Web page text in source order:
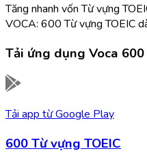
Tăng nhanh vốn Từ vựng
VOCA: 600 Từ vựng TOEIC
Tải ứng dụng Voca
Tải app từGoogle Play
600 Từ vựng TOEIC